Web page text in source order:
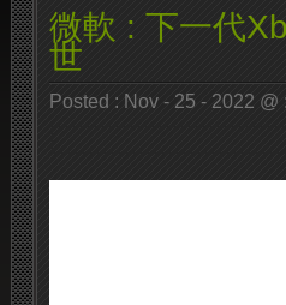
微軟 : 下一代
世
Posted : Nov - 25 - 2022 @